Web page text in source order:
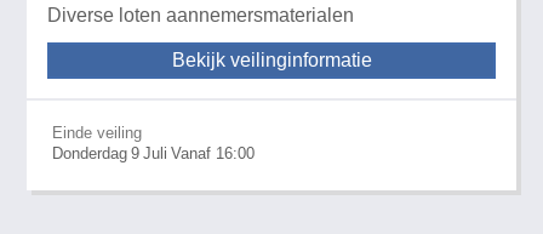
Diverse loten aannemersmaterialen
Bekijk veilinginformatie
Einde veiling
Donderdag 9 Juli Vanaf 16:00